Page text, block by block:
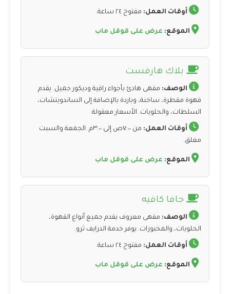
أوقات العمل: مفتوح ٢٤ ساعة.
الموقع: عرض على قوقل ماب
بلاك هارفست
الوصف: مقهى هادئ بأجواء راقية وديكور جميل. يقدم
قهوة مقطرة، ساخنة، وباردة بالإضافة إلى الساندويتشات،
السلطات، والحلويات. الأسعار معقولة.
أوقات العمل:
من ٧:٠٠ص إلى ٣:٠٠م. الجمعة والسبت
مغلق.
الموقع: عرض على قوقل ماب
جافا كافيه
الوصف: مقهى معروف يقدم جميع أنواع القهوة،
الحلويات، والمخبوزات. يوفر خدمة الدرايف ثرو.
أوقات العمل: مفتوح ٢٤ ساعة.
الموقع: عرض على قوقل ماب